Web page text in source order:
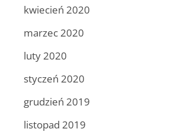
kwiecień 2020
marzec 2020
luty 2020
styczeń 2020
grudzień 2019
listopad 2019